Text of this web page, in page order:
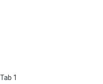
Tab 1